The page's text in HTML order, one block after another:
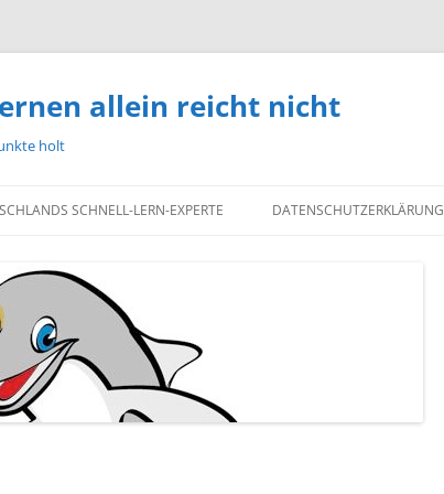
allein reicht nicht
holt
SCHNELL-LERN-EXPERTE DATENSCHUTZERKLÄRUNG